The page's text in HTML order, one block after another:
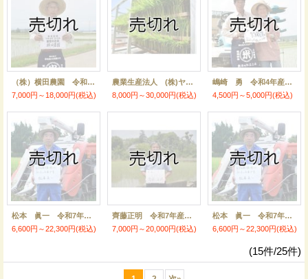
（株）横田農園 令和7年産 埼玉県吉見町産米
7,000円～18,000円(税込)
農業生産法人 (株)ヤマグレイン 令和7年産 埼玉県吉見町産米
8,000円～30,000円(税込)
嶋崎 勇 令和4年産 埼玉県吉見町産米
4,500円～5,000円(税込)
松本 眞一 令和7年産吉見町産米 ミルキークイーン
6,600円～22,300円(税込)
齊藤正明 令和7年産吉見町産米 にこまる
7,000円～20,000円(税込)
松本 眞一 令和7年産吉見町産米 ゆうだい21
6,600円～22,300円(税込)
(15件/25件)